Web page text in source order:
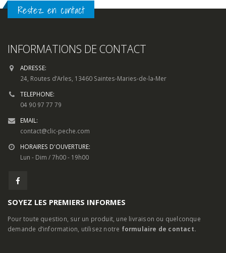
Restez en contact
INFORMATIONS DE CONTACT
ADRESSE:
24, Routes d’Arles, 13460 Saintes-Maries-de-la-Mer
TELEPHONE:
04 90 97 77 79
EMAIL:
contact@clic-peche.com
HORAIRES D'OUVERTURE:
Lun - Dim / 7h00 - 19h00
SOYEZ LES PREMIERS INFORMES
Pour toute question, sur un produit, une livraison ou quelconque
demande d’information, utilisez notre formulaire de contact.